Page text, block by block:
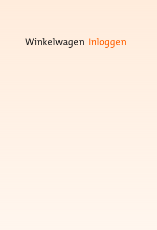
Winkelwagen Inloggen